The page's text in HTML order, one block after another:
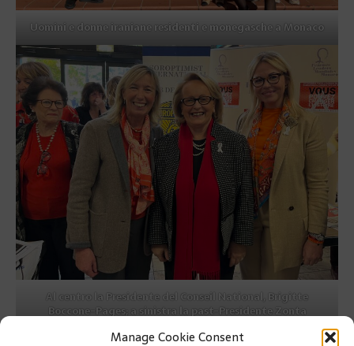
Manage Cookie Consent
Uomini e donne iraniane residenti e monegasche a Monaco
Al centro la Presidente del Conseil National, Brigitte
Boccone-Pages; a sinistra la past-Presidente Zonta
Presidente Kathleen Jones